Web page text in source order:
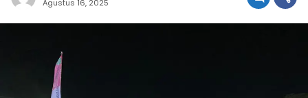
Agustus 16, 2025